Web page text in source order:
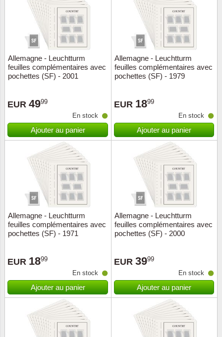
Allemagne - Leuchtturm
feuilles complémentaires avec
pochettes (SF) - 2001
EUR 4999
En stock
Ajouter au panier
Allemagne - Leuchtturm
feuilles complémentaires avec
pochettes (SF) - 1979
EUR 1899
En stock
Ajouter au panier
Allemagne - Leuchtturm
feuilles complémentaires avec
pochettes (SF) - 1971
EUR 1899
En stock
Ajouter au panier
Allemagne - Leuchtturm
feuilles complémentaires avec
pochettes (SF) - 2000
EUR 3999
En stock
Ajouter au panier